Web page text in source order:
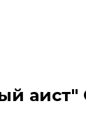
аист"